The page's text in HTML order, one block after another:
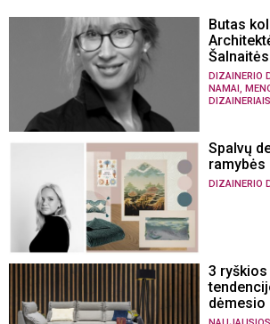
Butas
DIZAINERIO
NAMAI ,
Spalvų
ramybės
DIZAINERIO
3
dėmesio